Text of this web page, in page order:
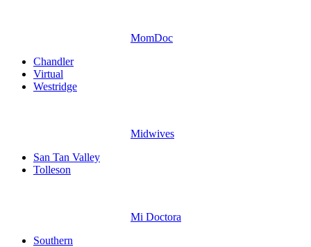
MomDoc
Chandler
Virtual
Westridge
Midwives
San Tan Valley
Tolleson
Mi Doctora
Southern